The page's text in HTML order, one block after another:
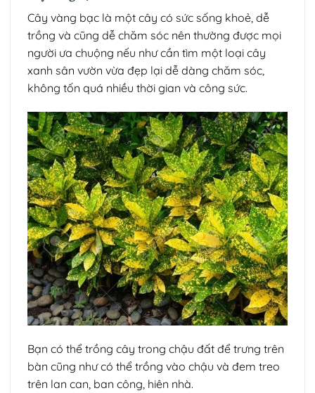
Cây vàng bạc là một cây có sức sống khoẻ, dễ
trồng và cũng dễ chăm sóc nên thường được mọi
người ưa chuộng nếu như cần tìm một loại cây
xanh sân vườn vừa đẹp lại dễ dàng chăm sóc,
không tốn quá nhiều thời gian và công sức.
Bạn có thể trồng cây trong chậu đất để trưng trên
bàn cũng như có thể trồng vào chậu và đem treo
trên lan can, ban công, hiên nhà.